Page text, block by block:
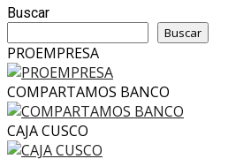
Buscar
Buscar
PROEMPRESA
COMPARTAMOS BANCO
CAJA CUSCO